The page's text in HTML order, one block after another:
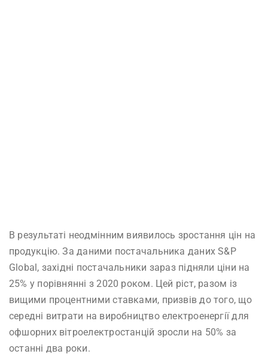
В результаті неодмінним виявилось зростання цін на
продукцію. За даними постачальника даних S&P
Global, західні постачальники зараз підняли ціни на
25% у порівнянні з 2020 роком. Цей ріст, разом із
вищими процентними ставками, призвів до того, що
середні витрати на виробництво електроенергії для
офшорних вітроелектростанцій зросли на 50% за
останні два роки.